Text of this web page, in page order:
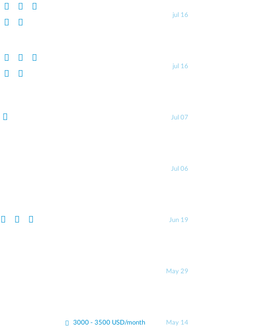
jul 16
jul 16
Jul 07
Jul 06
Jun 19
May 29
3000 - 3500 USD/month May 14